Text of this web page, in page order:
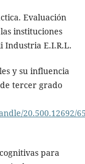
Evaluación
instituciones
Industria E.I.R.L.
y su influencia
tercer grado
20.500.12692/
para